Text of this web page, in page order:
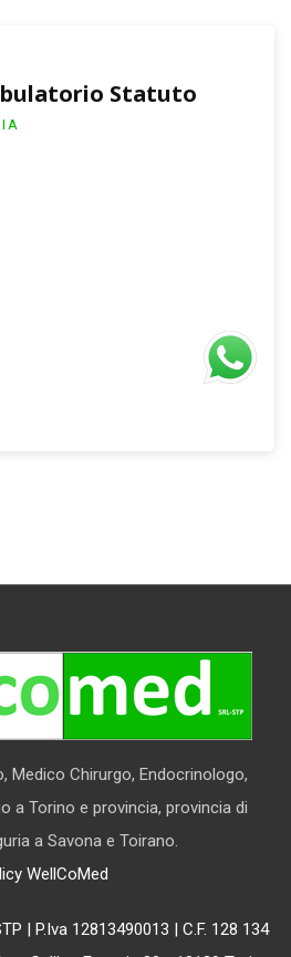
Statuto
Medico Chirurgo, Endocrinologo,
a Torino e provincia, provincia di
a Savona e Toirano.
WellCoMed
| P.Iva 12813490013 | C.F. 128 134